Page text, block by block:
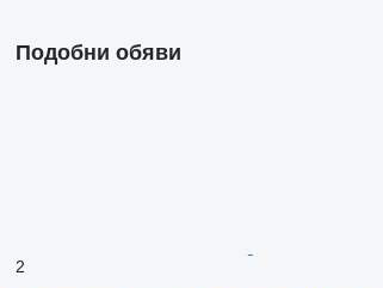
Подобни обяви
2